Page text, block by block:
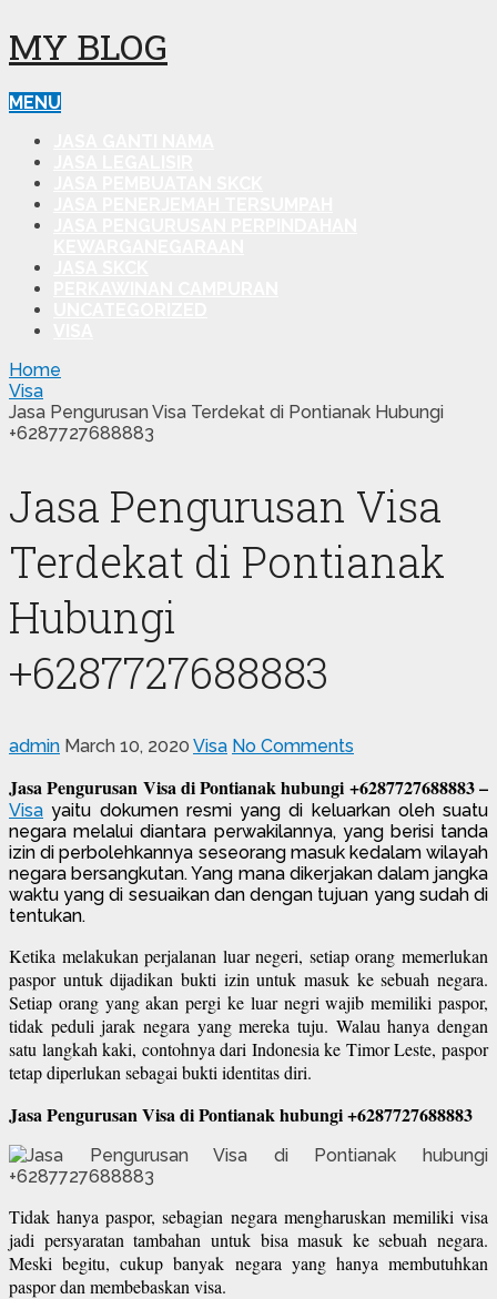
MY BLOG
MENU
Home
Visa
Jasa Pengurusan Visa Terdekat di Pontianak Hubungi
+6287727688883
Jasa Pengurusan Visa
Terdekat di Pontianak
Hubungi
+6287727688883
admin March 10, 2020 Visa No Comments
Jasa Pengurusan Visa di Pontianak hubungi +6287727688883 –
Visa yaitu dokumen resmi yang di keluarkan oleh suatu
negara melalui diantara perwakilannya, yang berisi tanda
izin di perbolehkannya seseorang masuk kedalam wilayah
negara bersangkutan. Yang mana dikerjakan dalam jangka
waktu yang di sesuaikan dan dengan tujuan yang sudah di
tentukan.
Ketika melakukan perjalanan luar negeri, setiap orang memerlukan
paspor untuk dijadikan bukti izin untuk masuk ke sebuah negara.
Setiap orang yang akan pergi ke luar negri wajib memiliki paspor,
tidak peduli jarak negara yang mereka tuju. Walau hanya dengan
satu langkah kaki, contohnya dari Indonesia ke Timor Leste, paspor
tetap diperlukan sebagai bukti identitas diri.
Jasa Pengurusan Visa di Pontianak hubungi +6287727688883
Tidak hanya paspor, sebagian negara mengharuskan memiliki visa
jadi persyaratan tambahan untuk bisa masuk ke sebuah negara.
Meski begitu, cukup banyak negara yang hanya membutuhkan
paspor dan membebaskan visa.